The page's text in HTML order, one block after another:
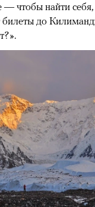
— чтобы найти себя,
билеты до